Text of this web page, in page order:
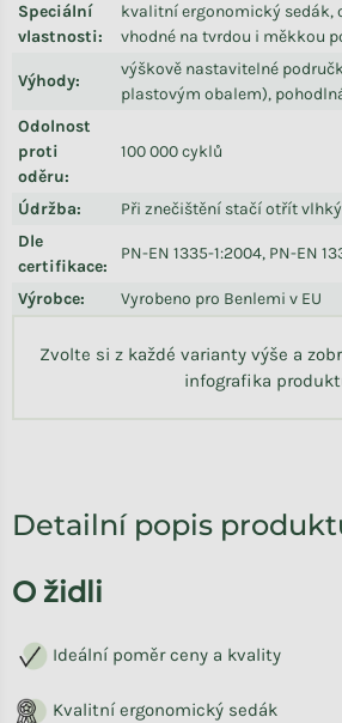
Speciální
vlastnosti:
kvalitní ergonomický sedák,
vhodné na tvrdou i měkkou
Výhody:
výškově nastavitelné
plastovým obalem),
Odolnost
proti
oděru:
100 000 cyklů
Údržba:
Při znečištění stačí otřít
Dle
certifikace:
PN-EN 1335-1:2004, PN-EN
Výrobce: Vyrobeno pro Benlemi v EU
Zvolte si z každé varianty výše a
infografika
Detailní popis
O židli
Ideální poměr ceny a kvality
Kvalitní ergonomický sedák